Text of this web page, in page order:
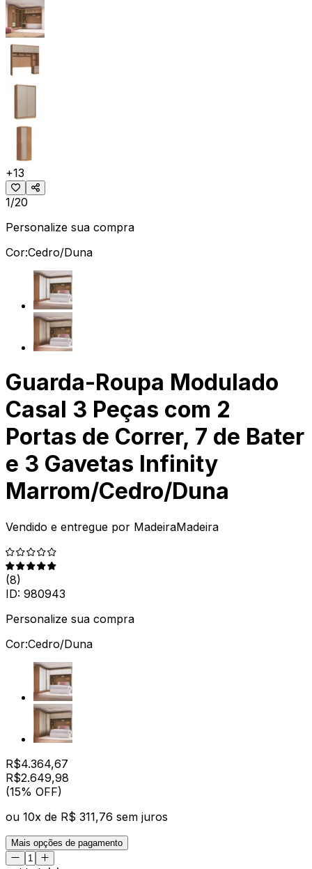
+13
1/20
Personalize sua compra
Cor:Cedro/Duna
Guarda-Roupa Modulado
Casal 3 Peças com 2
Portas de Correr, 7 de Bater
e 3 Gavetas Infinity
Marrom/Cedro/Duna
Vendido e entregue por MadeiraMadeira
(8)
ID: 980943
Personalize sua compra
Cor:Cedro/Duna
R$4.364,67
R$2.649,98
(15% OFF)
ou 10x de R$ 311,76 sem juros
Mais opções de pagamento